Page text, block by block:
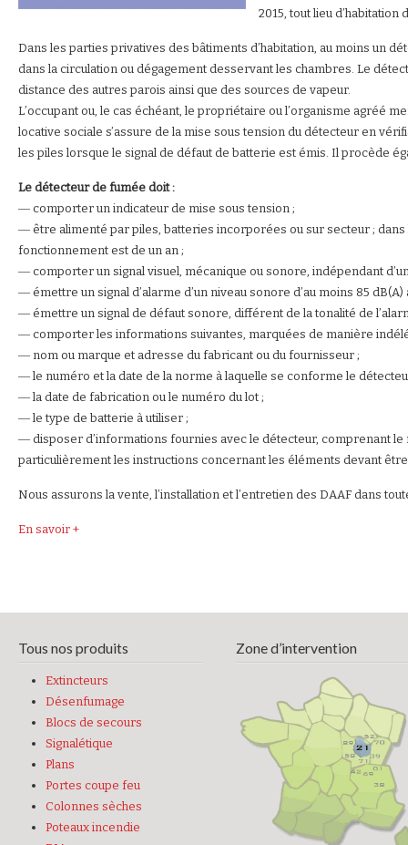
2015, tout lieu
Dans les parties privatives des bâtiments d’habitation, au moins un
dans la circulation ou dégagement desservant les chambres. Le
distance des autres parois ainsi que des sources de vapeur.
L’occupant ou, le cas échéant, le propriétaire ou l’organisme agréé
locative sociale s’assure de la mise sous tension du détecteur en
les piles lorsque le signal de défaut de batterie est émis. Il procède
Le détecteur de fumée doit :
― comporter un indicateur de mise sous tension ;
― être alimenté par piles, batteries incorporées ou sur secteur ; dans
fonctionnement est de un an ;
― comporter un signal visuel, mécanique ou sonore, indépendant
― émettre un signal d’alarme d’un niveau sonore d’au moins 85 dB(A)
― émettre un signal de défaut sonore, différent de la tonalité de
― comporter les informations suivantes, marquées de manière
― nom ou marque et adresse du fabricant ou du fournisseur ;
― le numéro et la date de la norme à laquelle se conforme le
― la date de fabrication ou le numéro du lot ;
― le type de batterie à utiliser ;
― disposer d’informations fournies avec le détecteur, comprenant le
particulièrement les instructions concernant les éléments devant
Nous assurons la vente, l’installation et l’entretien des DAAF dans
En savoir +
Tous nos produits
Extincteurs
Désenfumage
Blocs de secours
Signalétique
Plans
Portes coupe feu
Colonnes sèches
Poteaux incendie
Zone d’intervention